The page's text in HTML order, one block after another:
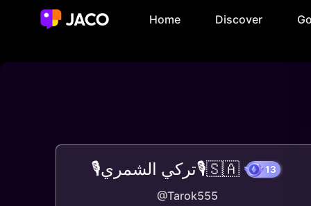
Home Discover
🎙️تركي الشمري🎙️🇸🇦
@Tarok555